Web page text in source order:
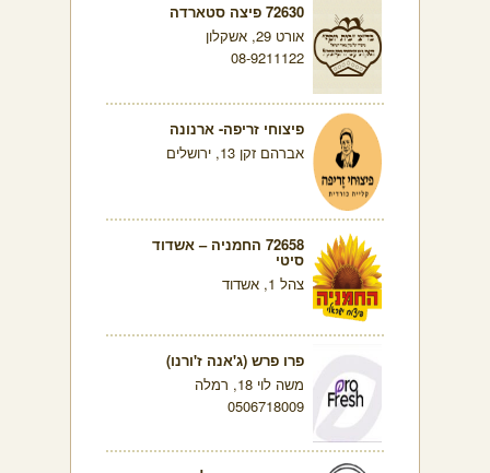
72630 פיצה סטארדה
אורט 29, אשקלון
08-9211122
פיצוחי זריפה- ארנונה
אברהם זקן 13, ירושלים
72658 החמניה – אשדוד
סיטי
צהל 1, אשדוד
פרו פרש (ג'אנה ז'ורנו)
משה לוי 18, רמלה
0506718009